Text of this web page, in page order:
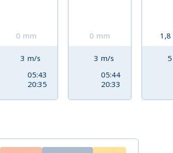
0 mm
3 m/s
05:43
20:35
0 mm
3 m/s
05:44
20:33
1,8
5